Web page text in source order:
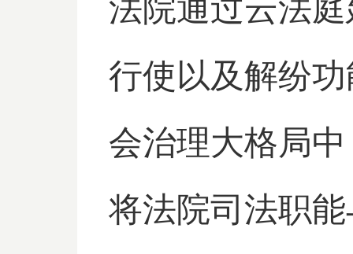
法院通过云法
行使以及解纷
会治理大格局
将法院司法职